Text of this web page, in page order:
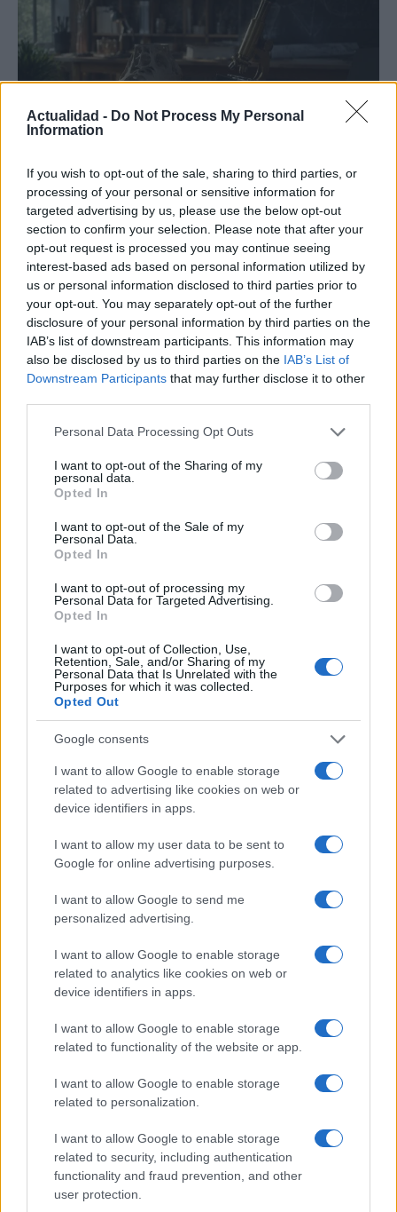
Actualidad - Do Not Process My Personal
Information
If you wish to opt-out of the sale, sharing to third parties, or
processing of your personal or sensitive information for
targeted advertising by us, please use the below opt-out
section to confirm your selection. Please note that after your
opt-out request is processed you may continue seeing
interest-based ads based on personal information utilized by
us or personal information disclosed to third parties prior to
your opt-out. You may separately opt-out of the further
disclosure of your personal information by third parties on the
IAB’s list of downstream participants. This information may
also be disclosed by us to third parties on the IAB’s List of
Downstream Participants that may further disclose it to other
Please note that this website/app uses one or more Google
not limited to your visit or usage behaviour. You may click to
grant or deny consent to Google and its third-party tags to
use your data for below specified purposes in below Google
consent section.
Personal Data Processing Opt Outs
I want to opt-out of the Sharing of my
personal data.
Opted In
I want to opt-out of the Sale of my
Personal Data.
Opted In
I want to opt-out of processing my
Personal Data for Targeted Advertising.
Opted In
I want to opt-out of Collection, Use,
Retention, Sale, and/or Sharing of my
Personal Data that Is Unrelated with the
Purposes for which it was collected.
Opted Out
Google consents
I want to allow Google to enable storage
related to advertising like cookies on web or
device identifiers in apps.
I want to allow my user data to be sent to
Google for online advertising purposes.
I want to allow Google to send me
personalized advertising.
I want to allow Google to enable storage
related to analytics like cookies on web or
device identifiers in apps.
I want to allow Google to enable storage
related to functionality of the website or app.
I want to allow Google to enable storage
related to personalization.
I want to allow Google to enable storage
related to security, including authentication
functionality and fraud prevention, and other
user protection.
Guía para definir intereses y
competencias en carreras STEAM
Identifica tus intereses y competencias en datos, IA,…
CIENCIA Y TECNOLOGÍA
consejos para fotografiar eclipses solares
Un eclipse solar es un espectáculo natural que…
CIENCIA Y TECNOLOGÍA
Cómo elegir una carrera STEAM: perfiles
emergentes y competencias clave
Un hombre compra el primer mensaje
SMS de la historia por 107.000 euros